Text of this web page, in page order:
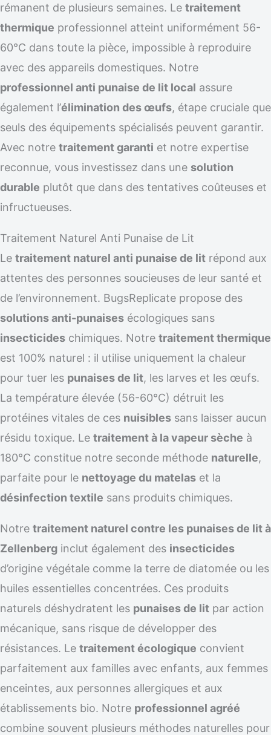
rémanent de plusieurs semaines. Le traitement
thermique professionnel atteint uniformément 56-
60°C dans toute la pièce, impossible à reproduire
avec des appareils domestiques. Notre
professionnel anti punaise de lit local assure
également l’élimination des œufs, étape cruciale que
seuls des équipements spécialisés peuvent garantir.
Avec notre traitement garanti et notre expertise
reconnue, vous investissez dans une solution
durable plutôt que dans des tentatives coûteuses et
infructueuses.
Traitement Naturel Anti Punaise de Lit
Le traitement naturel anti punaise de lit répond aux
attentes des personnes soucieuses de leur santé et
de l’environnement. BugsReplicate propose des
solutions anti-punaises écologiques sans
insecticides chimiques. Notre traitement thermique
est 100% naturel : il utilise uniquement la chaleur
pour tuer les punaises de lit, les larves et les œufs.
La température élevée (56-60°C) détruit les
protéines vitales de ces nuisibles sans laisser aucun
résidu toxique. Le traitement à la vapeur sèche à
180°C constitue notre seconde méthode naturelle,
parfaite pour le nettoyage du matelas et la
désinfection textile sans produits chimiques.
Notre traitement naturel contre les punaises de lit à
Zellenberg inclut également des insecticides
d’origine végétale comme la terre de diatomée ou les
huiles essentielles concentrées. Ces produits
naturels déshydratent les punaises de lit par action
mécanique, sans risque de développer des
résistances. Le traitement écologique convient
parfaitement aux familles avec enfants, aux femmes
enceintes, aux personnes allergiques et aux
établissements bio. Notre professionnel agréé
combine souvent plusieurs méthodes naturelles pour